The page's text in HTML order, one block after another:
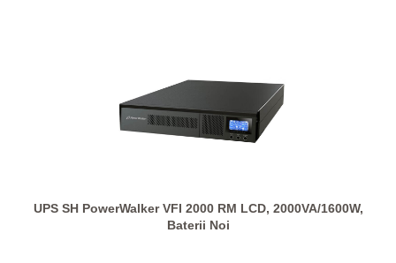
UPS SH PowerWalker VFI 2000 RM LCD, 2000VA/1600W,
Baterii Noi